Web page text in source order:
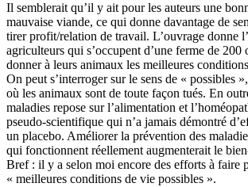
Il semblerait qu’il y ait pour les auteurs une
mauvaise viande, ce qui donne davantage de
tirer profit/relation de travail. L’ouvrage donne
agriculteurs qui s’occupent d’une ferme de
donner à leurs animaux les meilleures
On peut s’interroger sur le sens de « possibles
où les animaux sont de toute façon tués. En
maladies repose sur l’alimentation et
pseudo-scientifique qui n’a jamais démontré
un placebo. Améliorer la prévention des
qui fonctionnent réellement augmenterait le
Bref : il y a selon moi encore des efforts à faire
« meilleures conditions de vie possibles ».